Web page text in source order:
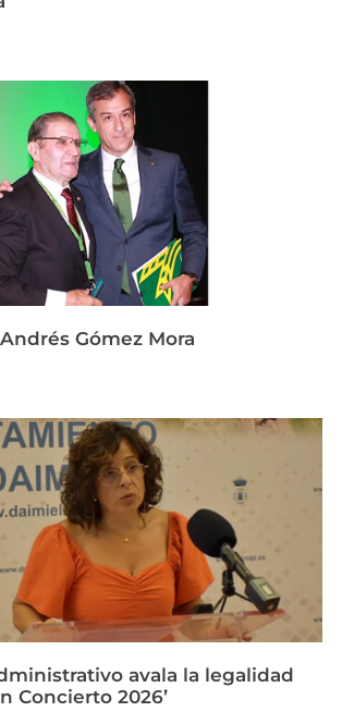
Gómez Mora
avala la legalidad
Concierto 2026’